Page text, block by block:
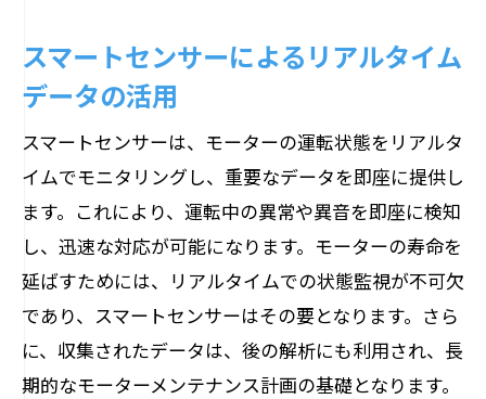
スマートセンサーによるリアルタイム
データの活用
スマートセンサーは、モーターの運転状態をリアルタ
イムでモニタリングし、重要なデータを即座に提供し
ます。これにより、運転中の異常や異音を即座に検知
し、迅速な対応が可能になります。モーターの寿命を
延ばすためには、リアルタイムでの状態監視が不可欠
であり、スマートセンサーはその要となります。さら
に、収集されたデータは、後の解析にも利用され、長
期的なモーターメンテナンス計画の基礎となります。